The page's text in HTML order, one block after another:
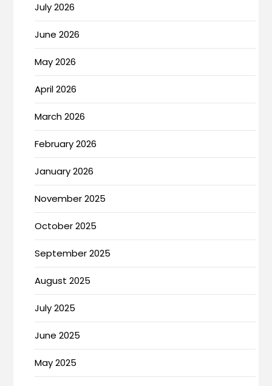
July 2026
June 2026
May 2026
April 2026
March 2026
February 2026
January 2026
November 2025
October 2025
September 2025
August 2025
July 2025
June 2025
May 2025